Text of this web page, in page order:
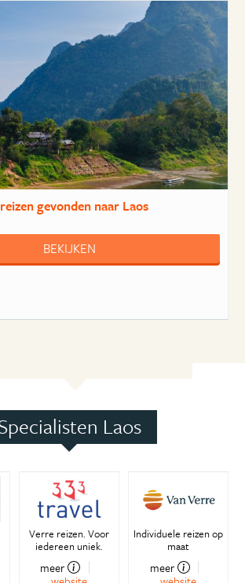
gevonden naar Laos
BEKIJKEN
Laos
Verre reizen. Voor
iedereen uniek.
meer
Individuele reizen op
maat
meer